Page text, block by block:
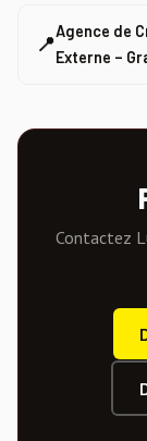
📍
Agence de
Externe –
Contactez